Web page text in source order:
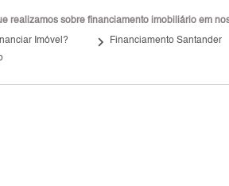
realizamos sobre financiamento imobiliário em
Imóvel? keyboard_arrow_right Financiamento Santander